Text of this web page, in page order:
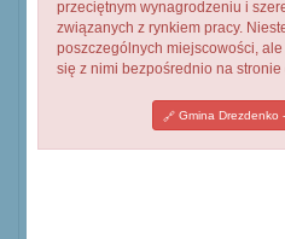
przeciętnym wynagrodzeniu i
związanych z rynkiem pracy.
poszczególnych miejscowości,
się z nimi bezpośrednio na
Gmina Drezdenko